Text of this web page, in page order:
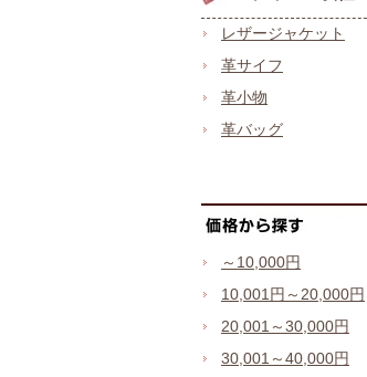
レザージャケット
革サイフ
革小物
革バッグ
～10,000円
10,001円～20,000円
20,001～30,000円
30,001～40,000円